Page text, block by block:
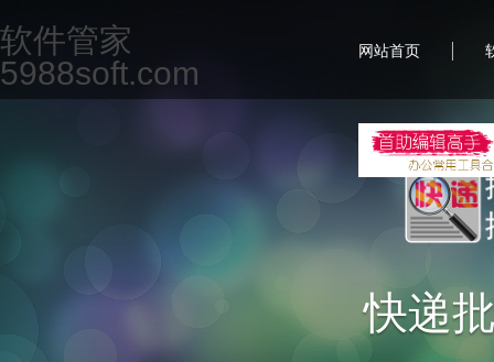
快递
软件管家
5988soft.com
网站首页 |